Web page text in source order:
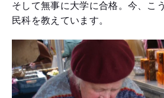
そして無事に大学に合格。今、こ
民科を教えています。